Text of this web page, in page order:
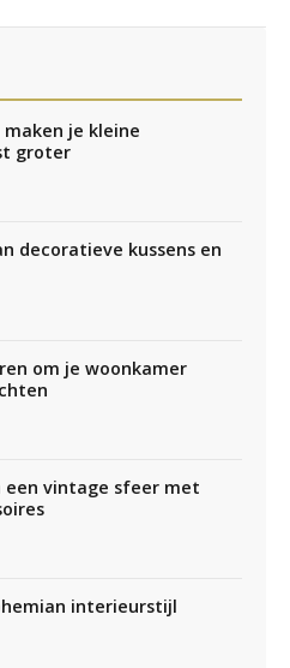
je kleine
groter
decoratieve kussens en
om je woonkamer
een vintage sfeer met
interieurstijl